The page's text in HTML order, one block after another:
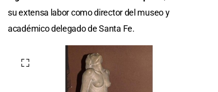
su extensa labor como director del museo y
académico delegado de Santa Fe.